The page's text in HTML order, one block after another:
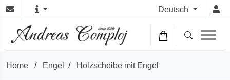
Deutsch
Home / Engel / Holzscheibe mit Engel